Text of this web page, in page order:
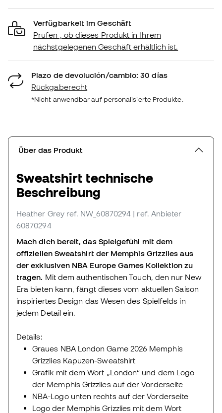
Verfügbarkeit im Geschäft
Prüfen , ob dieses Produkt in Ihrem
nächstgelegenen Geschäft erhältlich ist.
Plazo de devolución/cambio: 30 días
Rückgaberecht
*Nicht anwendbar auf personalisierte Produkte.
Über das Produkt
Sweatshirt technische
Beschreibung
Heather Grey ref. NW_60870294 | ref. Anbieter
60870294
Mach dich bereit, das Spielgefühl mit dem
offiziellen Sweatshirt der Memphis Grizzlies aus
der exklusiven NBA Europe Games Kollektion zu
tragen. Mit dem authentischen Touch, den nur New
Era bieten kann, fängt dieses vom aktuellen Saison
inspiriertes Design das Wesen des Spielfelds in
jedem Detail ein.
Details:
Graues NBA London Game 2026 Memphis
Grizzlies Kapuzen-Sweatshirt
Grafik mit dem Wort „London“ und dem Logo
der Memphis Grizzlies auf der Vorderseite
NBA-Logo unten rechts auf der Vorderseite
Logo der Memphis Grizzlies mit dem Wort